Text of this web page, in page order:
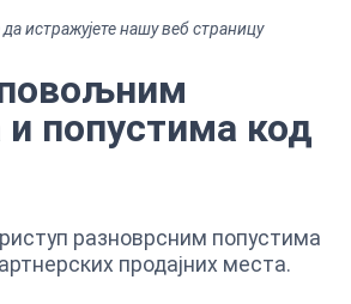
истражујете нашу веб страницу
и попустима код
разноврсним попустима
продајних места.